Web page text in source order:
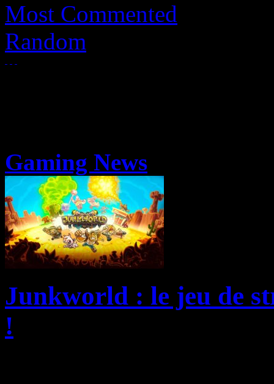
Most Commented
Random
Gaming News
Junkworld : le jeu de
!